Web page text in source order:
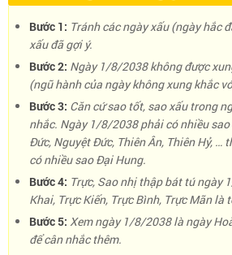
Bước 1: Tránh các ngày xấu (ngày hắc
xấu đã gợi ý.
Bước 2: Ngày 1/8/2038 không được
(ngũ hành của ngày không xung khắc
Bước 3: Căn cứ sao tốt, sao xấu trong
nhắc. Ngày 1/8/2038 phải có nhiều
Đức, Nguyệt Đức, Thiên Ân, Thiên Hỷ, …
có nhiều sao Đại Hung.
Bước 4: Trực, Sao nhị thập bát tú ngày
Khai, Trực Kiến, Trực Bình, Trực Mãn là
Bước 5: Xem ngày 1/8/2038 là ngày
để cân nhắc thêm.